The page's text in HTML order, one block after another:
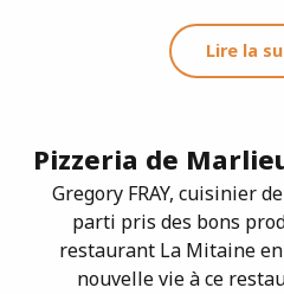
Lire la
Pizzeria de
Gregory FRAY, cuisinier
parti pris des bons
restaurant La Mitaine
nouvelle vie à ce